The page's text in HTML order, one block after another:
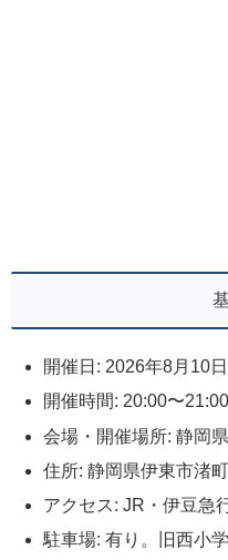
開催日: 2026年8月10日
開催時間: 20:00〜21:00
会場・開催場所: 静岡
住所: 静岡県伊東市渚
アクセス: JR・伊豆急
駐車場: 有り。旧西小